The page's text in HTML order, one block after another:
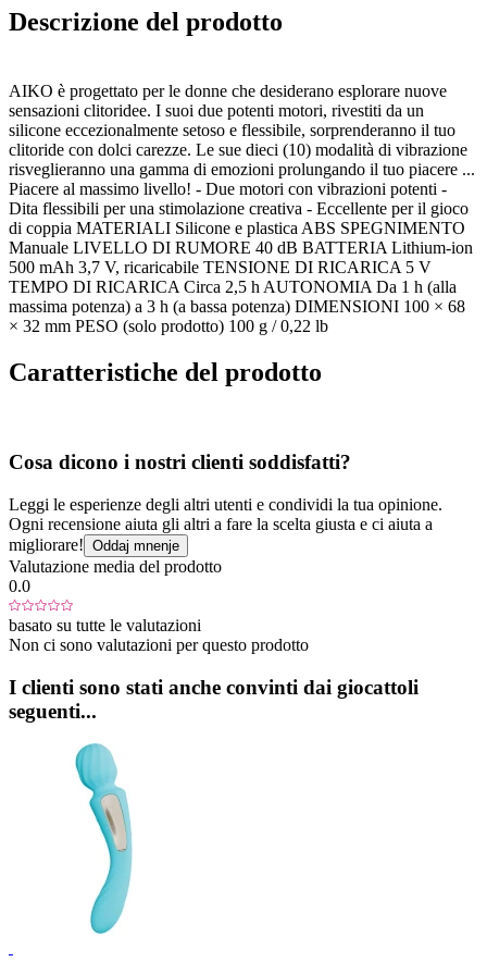
Descrizione del prodotto
AIKO è progettato per le donne che desiderano esplorare nuove
sensazioni clitoridee. I suoi due potenti motori, rivestiti da un
silicone eccezionalmente setoso e flessibile, sorprenderanno il tuo
clitoride con dolci carezze. Le sue dieci (10) modalità di vibrazione
risveglieranno una gamma di emozioni prolungando il tuo piacere ...
Piacere al massimo livello! - Due motori con vibrazioni potenti -
Dita flessibili per una stimolazione creativa - Eccellente per il gioco
di coppia MATERIALI Silicone e plastica ABS SPEGNIMENTO
Manuale LIVELLO DI RUMORE 40 dB BATTERIA Lithium-ion
500 mAh 3,7 V, ricaricabile TENSIONE DI RICARICA 5 V
TEMPO DI RICARICA Circa 2,5 h AUTONOMIA Da 1 h (alla
massima potenza) a 3 h (a bassa potenza) DIMENSIONI 100 × 68
× 32 mm PESO (solo prodotto) 100 g / 0,22 lb
Caratteristiche del prodotto
Cosa dicono i nostri clienti soddisfatti?
Leggi le esperienze degli altri utenti e condividi la tua opinione.
Ogni recensione aiuta gli altri a fare la scelta giusta e ci aiuta a
migliorare! Oddaj mnenje
Valutazione media del prodotto
0.0
basato su tutte le valutazioni
Non ci sono valutazioni per questo prodotto
I clienti sono stati anche convinti dai giocattoli
seguenti...